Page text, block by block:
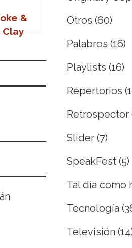
&
Clay
Otros (60)
Palabros (16)
Playlists (16)
Repertorios
Retrospector
Slider (7)
SpeakFest (5)
Tal día como
Tecnología
Televisión